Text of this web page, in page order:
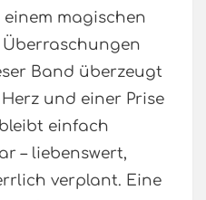
magischen
Band überzeugt
und einer Prise
einfach
– liebenswert,
verplant. Eine